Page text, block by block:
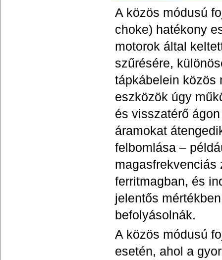
A közös módusú
choke) hatékony
motorok által
szűrésére,
tápkábelein közös
eszközök úgy
és visszatérő
áramokat
felbomlása –
magasfrekvenciás
ferritmagban, és
jelentős
befolyásolnák.
A közös módusú
esetén, ahol a